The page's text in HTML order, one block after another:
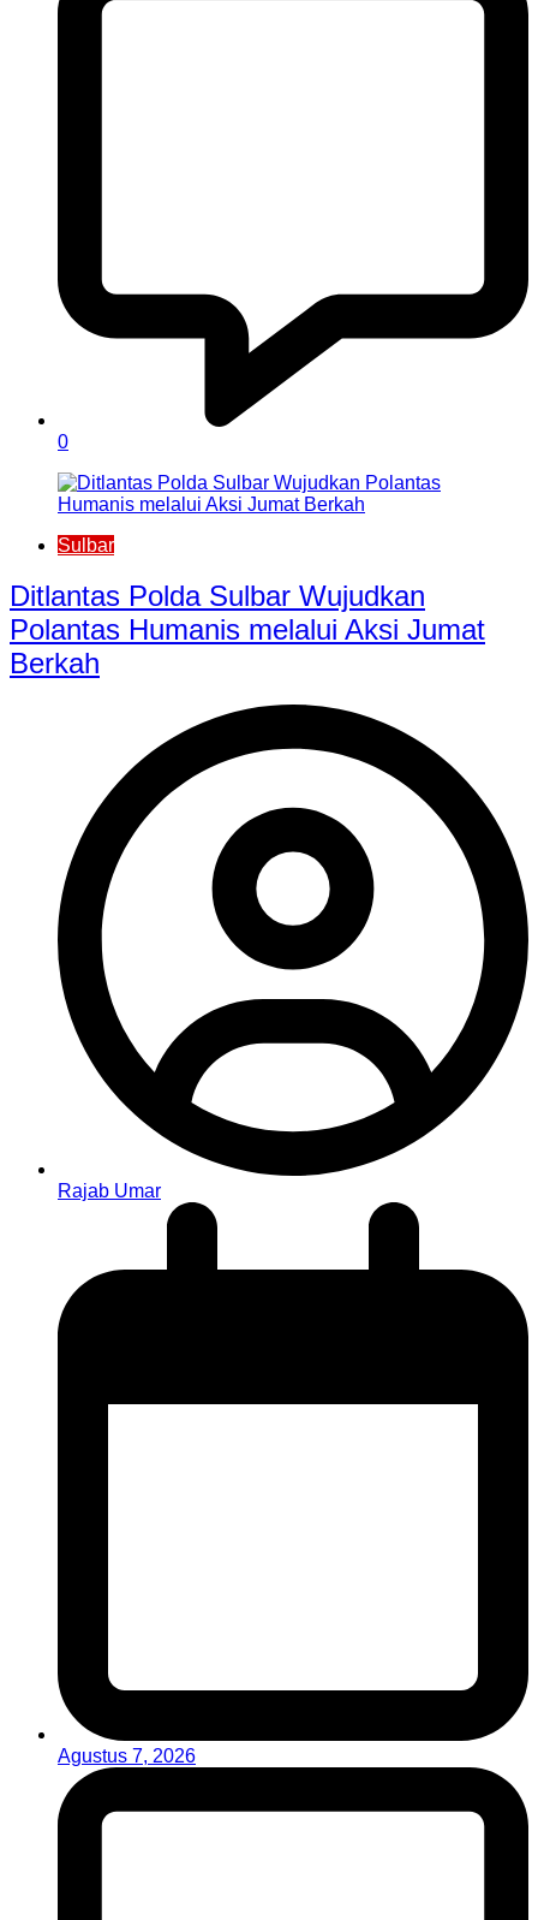
0
Sulbar
Ditlantas Polda Sulbar Wujudkan
Polantas Humanis melalui Aksi Jumat
Berkah
Rajab Umar
Agustus 7, 2026